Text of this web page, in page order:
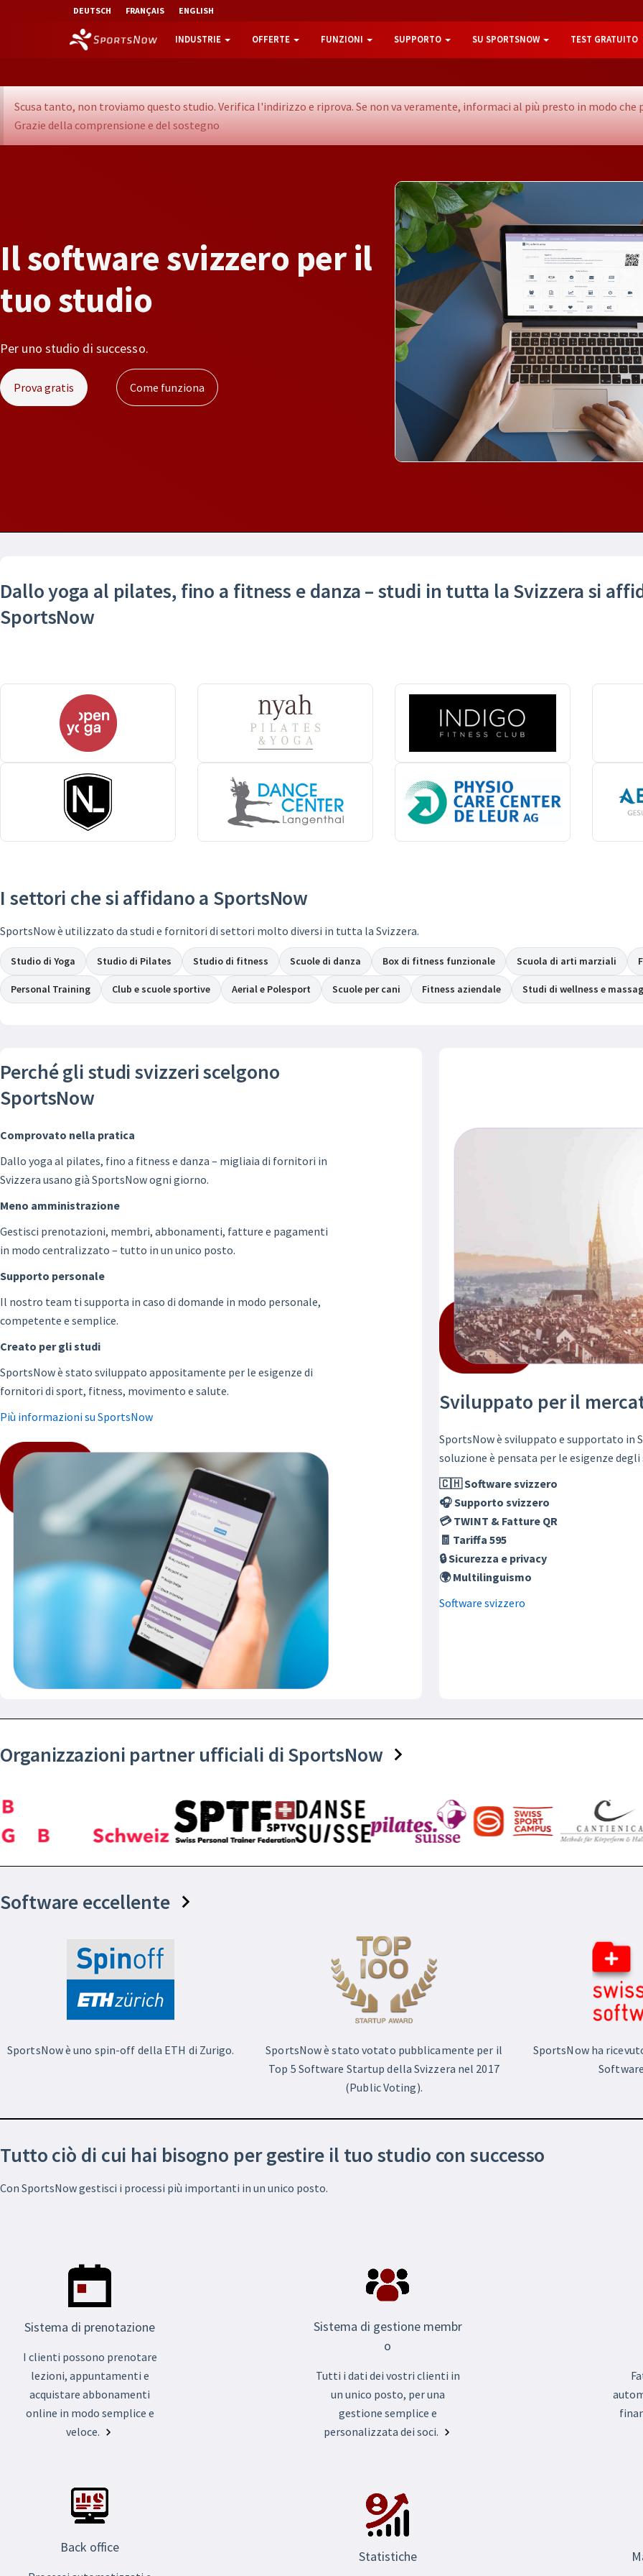
DEUTSCH FRANÇAIS ENGLISH
INDUSTRIE OFFERTE FUNZIONI SUPPORTO SU SPORTSNOW TEST GRATUITO
Scusa tanto, non troviamo questo studio. Verifica l'indirizzo e riprova. Se non va veramente, informaci al più presto in modo
Grazie della comprensione e del sostegno
Ilsoftware svizzero per il
tuostudio
Per uno studio di successo.
Prova gratis Come funziona
Dallo yoga al pilates, fino a fitness e danza – studi in tutta la Svizzera si
SportsNow
I settori che si affidano a SportsNow
SportsNow è utilizzato da studi e fornitori di settori molto diversi in tutta la Svizzera.
Studio di Yoga Studio di Pilates Studio di fitness Scuole di danza Box di fitness funzionale Scuola di arti marziali
Personal Training Club e scuole sportive Aerial e Polesport Scuole per cani Fitness aziendale Studi di wellness e
Perché gli studi svizzeri scelgono
SportsNow
Comprovato nella pratica
Dallo yoga al pilates, fino a fitness e danza – migliaia di fornitori in
Svizzera usano già SportsNow ogni giorno.
Meno amministrazione
Gestisci prenotazioni, membri, abbonamenti, fatture e pagamenti
in modo centralizzato – tutto in un unico posto.
Supporto personale
Il nostro team ti supporta in caso di domande in modo personale,
competente e semplice.
Creato per gli studi
SportsNow è stato sviluppato appositamente per le esigenze di
fornitori di sport, fitness, movimento e salute.
Più informazioni su SportsNow
Sviluppato per il
SportsNow è sviluppato e supportato in
soluzione è pensata per le esigenze
🇨🇭 Software svizzero
🎧 Supporto svizzero
💳 TWINT & Fatture QR
🧾 Tariffa 595
🔒 Sicurezza e privacy
🌍 Multilinguismo
Software svizzero
Organizzazioni partner ufficiali di SportsNow
Software eccellente
SportsNow è uno spin-off della ETH di Zurigo.
SportsNow è stato votato pubblicamente per il
Top 5 Software Startup della Svizzera nel 2017
(Public Voting).
SportsNow ha
Tutto ciò di cui hai bisogno per gestire il tuo studio con successo
Con SportsNow gestisci i processi più importanti in un unico posto.
Sistema di prenotazione
I clienti possono prenotare
lezioni, appuntamenti e
acquistare abbonamenti
online in modo semplice e
veloce.
Sistema di gestione membr
o
Tutti i dati dei vostri clienti in
un unico posto, per una
gestione semplice e
personalizzata dei soci.
Back office
Statistiche